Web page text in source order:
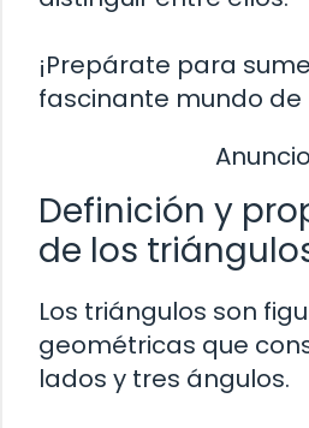
¡Prepárate para
fascinante mundo de
Definición y
de los
Los triángulos son
geométricas que
lados y tres ángulos.